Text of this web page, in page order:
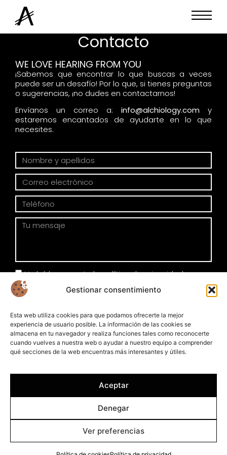
Gestionar consentimiento
Esta web utiliza cookies para que podamos ofrecerte la mejor
experiencia de usuario posible. La información de las cookies se
almacena en tu navegador y realiza funciones tales como reconocerte
cuando vuelves a nuestra web o ayudar a nuestro equipo a comprender
qué secciones de la web encuentras más interesantes y útiles.
Aceptar
Denegar
Ver preferencias
Contacto
WE LOVE HEARING FROM YOU
¡Sabemos que encontrar lo que buscas a veces
puede ser un desafío! Por lo que, si tienes preguntas
o sugerencias, ¡no dudes en contactarnos!
Envíanos un correo a: info@alchiology.com
y
estaremos encantados de ayudarte en lo que
necesites.
He leído y acepto la política de privacidad
Enviar
© 2026 - Plameca S. A. Todos los derechos reservados.